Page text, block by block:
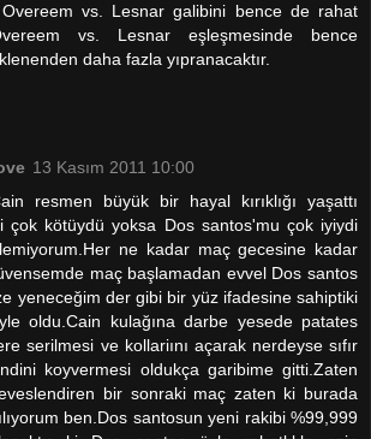
vs. Lesnar galibini bence de rahat
vs. Lesnar eşleşmesinde bence
daha fazla yıpranacaktır.
13 Kasım 2011 10:00
resmen büyük bir hayal kırıklığı yaşattı
çok kötüydü yoksa Dos santos'mu çok iyiydi
ne kadar maç gecesine kadar
maç başlamadan evvel Dos santos
yeneceğim der gibi bir yüz ifadesine sahiptiki
oldu.Cain kulağına darbe yesede patates
serilmesi ve kollariını açarak nerdeyse sıfır
koyvermesi oldukça garibime gitti.Zaten
bir sonraki maç zaten ki burada
ben.Dos santosun yeni rakibi %99,999